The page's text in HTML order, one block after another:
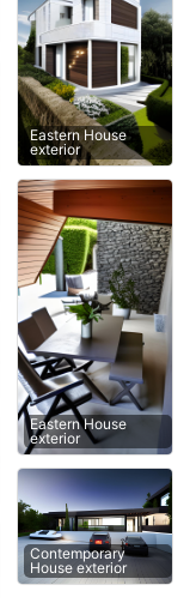
Eastern House
exterior
Eastern House
exterior
Contemporary
House exterior